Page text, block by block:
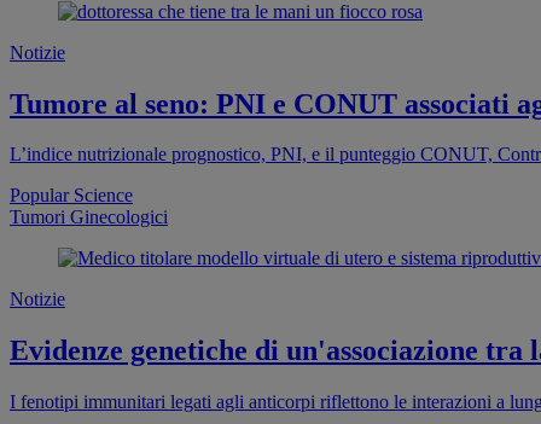
Notizie
Tumore al seno: PNI e CONUT associati
L’indice nutrizionale prognostico, PNI, e il punteggio CONUT,
Popular Science
Tumori Ginecologici
Notizie
Evidenze genetiche di un'associazione
I fenotipi immunitari legati agli anticorpi riflettono le interazioni a